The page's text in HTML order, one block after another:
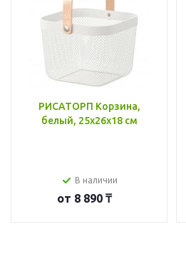
РИСАТОРП Корзина,
белый, 25x26x18 см
В наличии
от 8 890 ₸